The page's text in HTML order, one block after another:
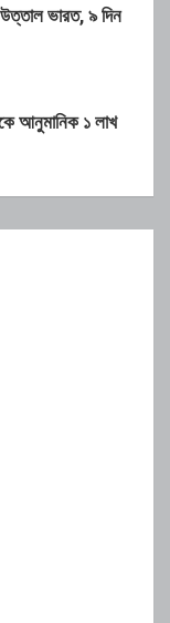
ভারত, ৯ দিন
আনুমানিক ১ লাখ